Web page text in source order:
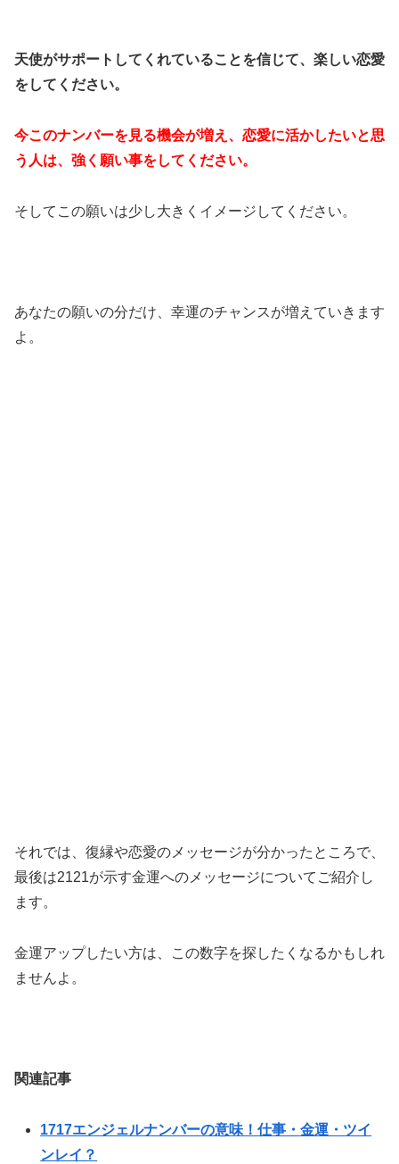
天使がサポートしてくれていることを信じて、楽しい恋愛
をしてください。
今このナンバーを見る機会が増え、恋愛に活かしたいと思
う人は、強く願い事をしてください。
そしてこの願いは少し大きくイメージしてください。
あなたの願いの分だけ、幸運のチャンスが増えていきます
よ。
それでは、復縁や恋愛のメッセージが分かったところで、
最後は2121が示す金運へのメッセージについてご紹介し
ます。
金運アップしたい方は、この数字を探したくなるかもしれ
ませんよ。
関連記事
1717エンジェルナンバーの意味！仕事・金運・ツイ
ンレイ？